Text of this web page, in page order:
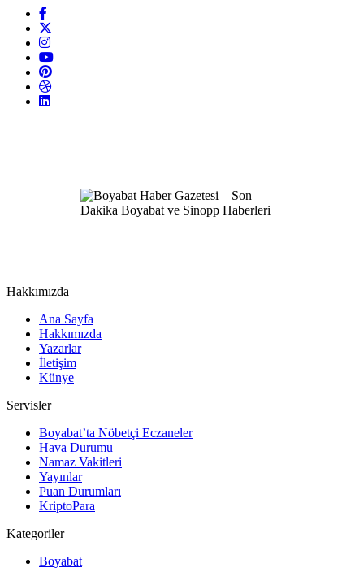
Hakkımızda
Ana Sayfa
Hakkımızda
Yazarlar
İletişim
Künye
Servisler
Boyabat’ta Nöbetçi Eczaneler
Hava Durumu
Namaz Vakitleri
Yayınlar
Puan Durumları
KriptoPara
Kategoriler
Boyabat